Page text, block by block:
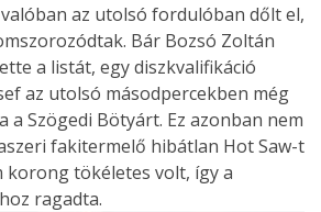
az utolsó fordulóban dőlt el,
Bár Bozsó Zoltán
a listát, egy diszkvalifikáció
az utolsó másodpercekben még
a Szögedi Bötyárt. Ez azonban nem
fakitermelő hibátlan Hot Saw-t
tökéletes volt, így a
ragadta.